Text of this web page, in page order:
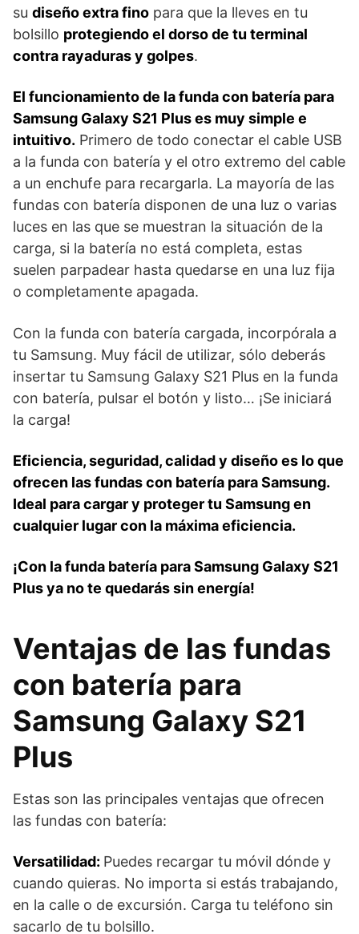
su diseño extra fino para que la lleves en tu
bolsillo protegiendo el dorso de tu terminal
contra rayaduras y golpes.
El funcionamiento de la funda con batería para
Samsung Galaxy S21 Plus es muy simple e
intuitivo. Primero de todo conectar el cable USB
a la funda con batería y el otro extremo del cable
a un enchufe para recargarla. La mayoría de las
fundas con batería disponen de una luz o varias
luces en las que se muestran la situación de la
carga, si la batería no está completa, estas
suelen parpadear hasta quedarse en una luz fija
o completamente apagada.
Con la funda con batería cargada, incorpórala a
tu Samsung. Muy fácil de utilizar, sólo deberás
insertar tu Samsung Galaxy S21 Plus en la funda
con batería, pulsar el botón y listo… ¡Se iniciará
la carga!
Eficiencia, seguridad, calidad y diseño es lo que
ofrecen las fundas con batería para Samsung.
Ideal para cargar y proteger tu Samsung en
cualquier lugar con la máxima eficiencia.
¡Con la funda batería para Samsung Galaxy S21
Plus ya no te quedarás sin energía!
Ventajas de las fundas
con batería para
Samsung Galaxy S21
Plus
Estas son las principales ventajas que ofrecen
las fundas con batería:
Versatilidad: Puedes recargar tu móvil dónde y
cuando quieras. No importa si estás trabajando,
en la calle o de excursión. Carga tu teléfono sin
sacarlo de tu bolsillo.